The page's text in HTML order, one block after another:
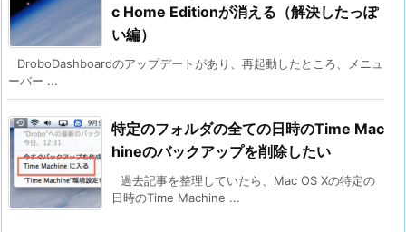
c Home Editionが消える（解決したっぽ
い編）
DroboDashboardのアップデートがあり、再起動したところ、メニュ
ーバー ...
特定のフォルダの全ての日時のTime Mac
hineのバックアップを削除したい
過去記事を整理していたら、Mac OS Xの特定の
日時のTime Machine ...